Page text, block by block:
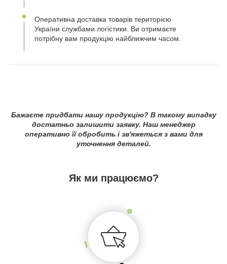
Оперативна доставка товарів територією
України службами логістики. Ви отримаєте
потрібну вам продукцію найближчим часом.
Бажаєте придбати нашу продукцію? В такому випадку
достатньо залишити заявку. Наш менеджер
оперативно її обробить і зв'яжеться з вами для
уточнення деталей.
Як ми працюємо?